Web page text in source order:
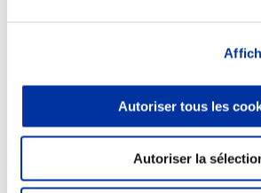
Autoriser tous les
Autoriser la